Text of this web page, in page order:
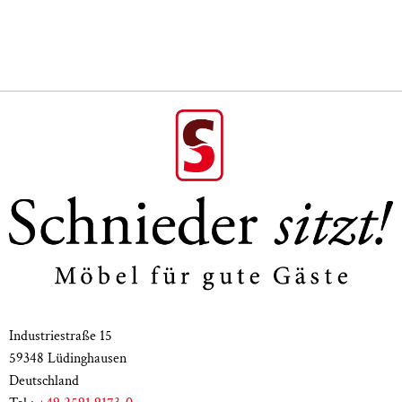
Gesamthöhe
80 cm
48 cm
62 cm / 44 cm
Armlehnenhöhe
68 cm
Häufige Fragen zur Ausstattung mit
Schniedersitzt Möbeln
Industriestraße 15
59348 Lüdinghausen
Deutschland